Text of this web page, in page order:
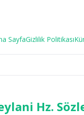
SayfaGizlilik Politikası
Hz.